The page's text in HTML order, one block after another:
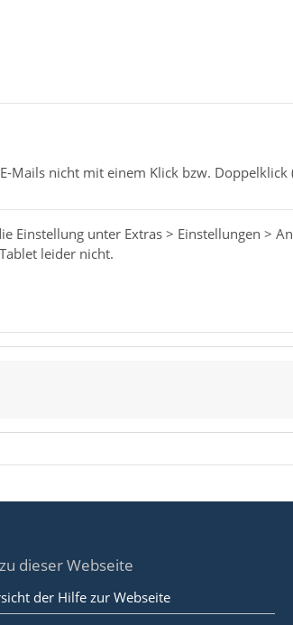
Mails nicht mit einem Klick bzw.
Einstellung unter Extras > Einstellungen >
leider nicht.
dieser Webseite
der Hilfe zur Webseite